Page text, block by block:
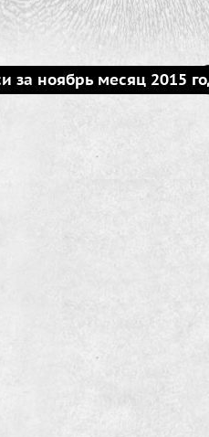
за ноябрь месяц 2015